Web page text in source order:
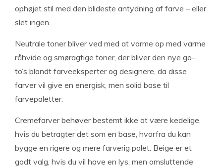
ophøjet stil med den blideste antydning af farve – eller
slet ingen.
Neutrale toner bliver ved med at varme op med varme
råhvide og smøragtige toner, der bliver den nye go-
to’s blandt farveeksperter og designere, da disse
farver vil give en energisk, men solid base til
farvepaletter.
Cremefarver behøver bestemt ikke at være kedelige,
hvis du betragter det som en base, hvorfra du kan
bygge en rigere og mere farverig palet. Beige er et
godt valg, hvis du vil have en lys, men omsluttende